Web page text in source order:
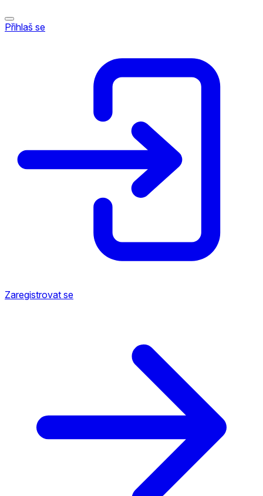
Přihlaš se
Zaregistrovat se